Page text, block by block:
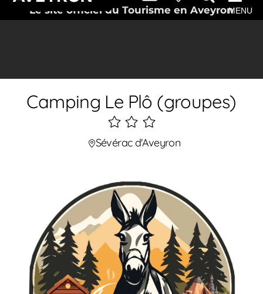
Le site officiel du Tourisme en AveyronMENU
Camping Le Plô (groupes)
3
étoiles
Sévérac d'Aveyron